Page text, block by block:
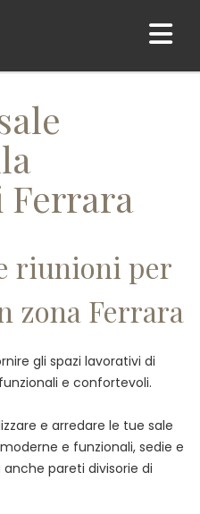
Provincia di Ferrara
Ferrara
riunioni per
zona Ferrara
gli spazi lavorativi di
e confortevoli.
e arredare le tue sale
e funzionali, sedie e
pareti divisorie di